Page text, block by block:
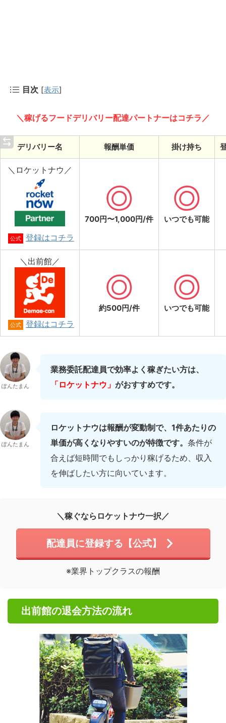
目次 [表示]
＼稼げるフードデリバリー配達パートナーはコチラ／
デリバリー名 報酬単価 掛け持ち
＼ロケットナウ／
公式 登録はコチラ
700円〜1,000円/件 いつでも可能
＼出前館／
公式 登録はコチラ
約500円/件 いつでも可能
ぽんたまん
業務委託配達員で効率よく稼ぎたい方は、
「ロケットナウ」 がおすすめです。
ぽんたまん
ロケットナウは報酬が変動制で、1件あたりの
単価が高くなりやすいのが特徴です。 条件が
合えば短時間でもしっかり稼げるため、収入
を伸ばしたい方に向いています。
＼稼ぐならロケットナウ一択／
配達員に登録する【公式】
※業界トップクラスの報酬
出前館の退会方法の流れ